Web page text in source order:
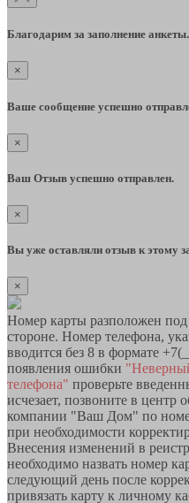
Благодарим за заполнение анкеты.
×
Ваше сообщение успешно
×
Ваш Отзыв успешно отправлен.
×
Вы уже оставляли отзыв к этому
×
Номер карты разположен
стороне. Номер телефона,
вводится без 8 в формате
появления ошибки
телефона" проверьте
исчезает, позвоните в центр
компании "Ваш Дом" по
при необходимости
Внесения изменений в
необходимо назвать номер
следующий день после
привязать карту к личному